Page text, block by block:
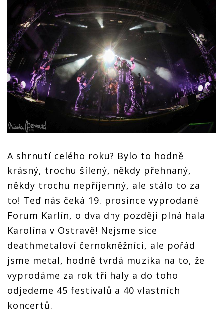
A shrnutí celého roku? Bylo to hodně
krásný, trochu šílený, někdy přehnaný,
někdy trochu nepříjemný, ale stálo to za
to! Teď nás čeká 19. prosince vyprodané
Forum Karlín, o dva dny později plná hala
Karolína v Ostravě! Nejsme sice
deathmetaloví černokněžníci, ale pořád
jsme metal, hodně tvrdá muzika na to, že
vyprodáme za rok tři haly a do toho
odjedeme 45 festivalů a 40 vlastních
koncertů.